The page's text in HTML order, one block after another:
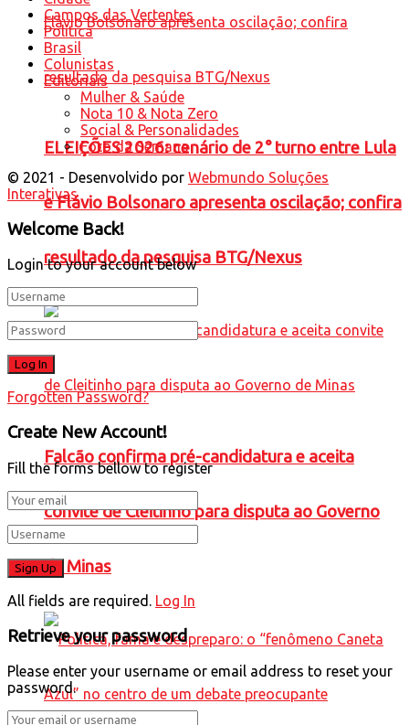
ELEIÇÕES 2026: cenário de 2° turno entre Lula
e Flávio Bolsonaro apresenta oscilação; confira
resultado da pesquisa BTG/Nexus
Falcão confirma pré-candidatura e aceita
convite de Cleitinho para disputa ao Governo
de Minas
Campos das Vertentes
Política
Brasil
Colunistas
Editoriais
Mulher & Saúde
Nota 10 & Nota Zero
Social & Personalidades
Foto da Semana
© 2021 - Desenvolvido por Webmundo Soluções
Interativas
Welcome Back!
Login to your account below
Forgotten Password?
Create New Account!
Fill the forms bellow to register
All fields are required. Log In
Retrieve your password
Please enter your username or email address to reset your
password.